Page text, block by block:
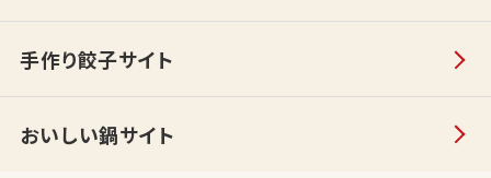
手作り餃子サイト
おいしい鍋サイト